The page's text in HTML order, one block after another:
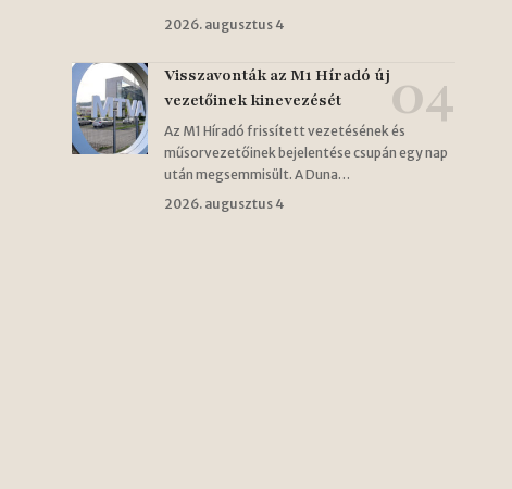
2026. augusztus 4
Visszavonták az M1 Híradó új
vezetőinek kinevezését
Az M1 Híradó frissített vezetésének és
műsorvezetőinek bejelentése csupán egy nap
után megsemmisült. A Duna…
2026. augusztus 4